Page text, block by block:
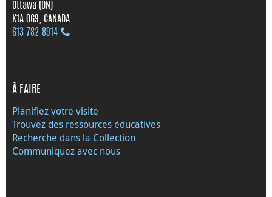
Ottawa (ON)
K1A 0G9, CANADA
613 782‑8914
À FAIRE
Planifiez votre visite
Trouvez des ressources éducatives
Recherche dans la Collection
Communiquez avec nous